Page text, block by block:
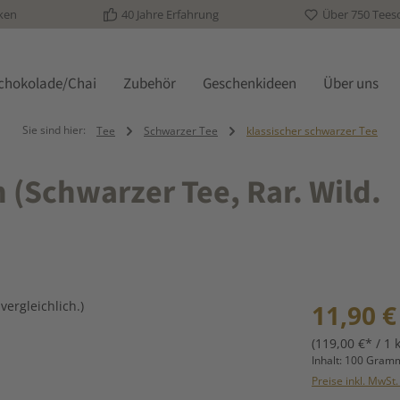
40 Jahre Erfahrung Über 750
Chai Zubehör Geschenkideen Über uns
Sie sind hier: Tee Schwarzer Tee klassischer schwarzer Tee
Tee, Rar. Wild.
Regulärer
11,90 €
(119,00 €* / 1
Inhalt: 100
Preise inkl.